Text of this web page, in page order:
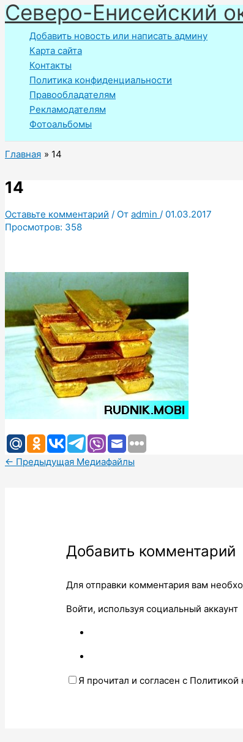
Перейти
к
содержимому
Северо-Енисейский
Добавить новость или написать админу
Карта сайта
Контакты
Политика конфиденциальности
Правообладателям
Рекламодателям
Фотоальбомы
Главная 14
14
Оставьте комментарий / От admin / 01.03.2017
Просмотров: 358
← Предыдущая Медиафайлы
Добавить комментарий
Для отправки комментария вам
Войти, используя социальный аккаунт
Я прочитал и согласен с